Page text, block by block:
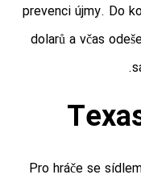
prevenci újmy. Do
dolarů a včas
Pro hráče se